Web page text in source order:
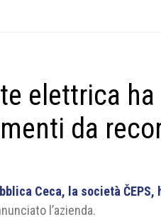
elettrica ha
da
Ceca, la società ČEPS,
l’azienda.